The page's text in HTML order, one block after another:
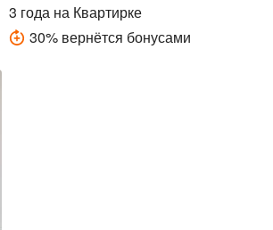
3 года на Квартирке
30% вернётся бонусами